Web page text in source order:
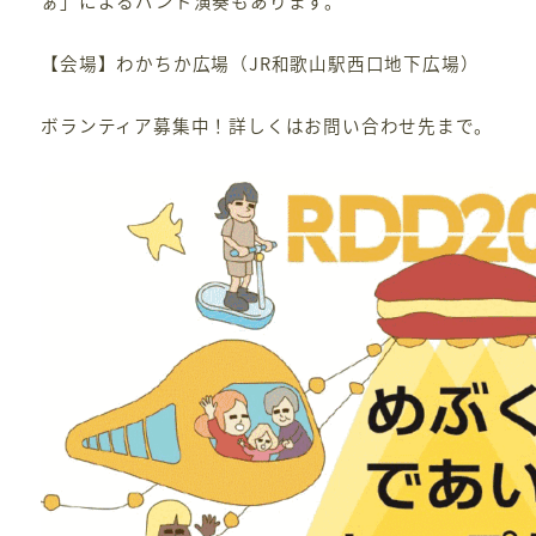
【会場】わかちか広場（JR和歌山駅西口地下広場）
ボランティア募集中！詳しくはお問い合わせ先まで。